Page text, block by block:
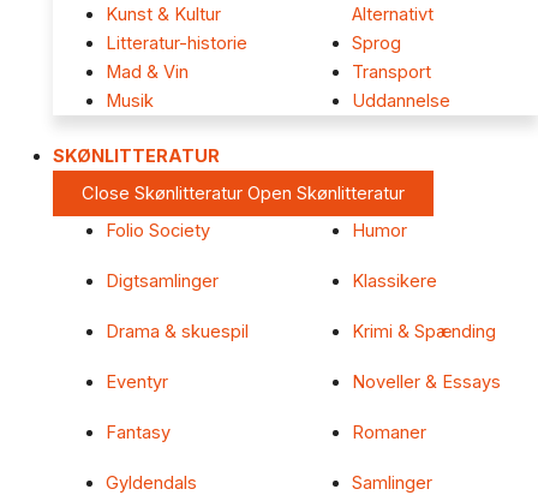
Kunst & Kultur
Litteratur-historie
Mad & Vin
Musik
Alternativt
Sprog
Transport
Uddannelse
SKØNLITTERATUR
Close Skønlitteratur Open Skønlitteratur
Folio Society
Digtsamlinger
Drama & skuespil
Eventyr
Fantasy
Gyldendals
Humor
Klassikere
Krimi & Spænding
Noveller & Essays
Romaner
Samlinger